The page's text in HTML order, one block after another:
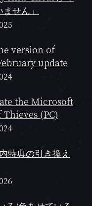
せん」
version of
update
the Microsoft
(PC)
特典の引き換え